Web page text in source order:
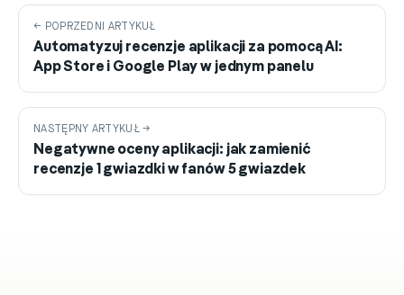
← POPRZEDNI ARTYKUŁ
Automatyzuj recenzje aplikacji za pomocą AI:
App Store i Google Play w jednym panelu
NASTĘPNY ARTYKUŁ →
Negatywne oceny aplikacji: jak zamienić
recenzje 1 gwiazdki w fanów 5 gwiazdek